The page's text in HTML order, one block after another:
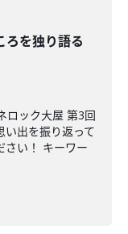
ろを独り語る
ロック大屋 第3回
出を振り返って
さい！ キーワー